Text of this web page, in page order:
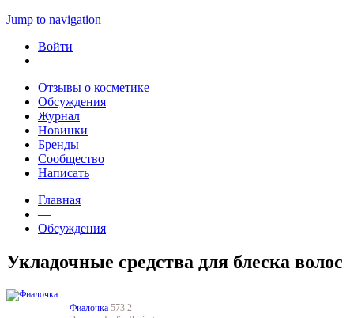
Jump to navigation
Войти
Отзывы о косметике
Обсуждения
Журнал
Новинки
Бренды
Сообщество
Написать
Главная
—
Обсуждения
Укладочные средства для блеска волос
Фиалочка 573.2